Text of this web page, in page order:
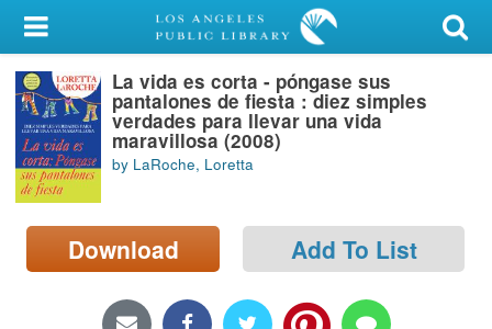
My Account
Library Card
Sign In
Search
Locations/Hours (external
page)
La vida es corta - póngase sus
pantalones de fiesta : diez simples
verdades para llevar una vida
maravillosa (2008)
by LaRoche, Loretta
Download Add To List